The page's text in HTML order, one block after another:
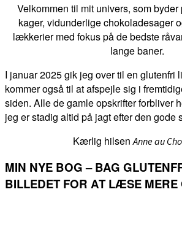
Velkommen til mit univers, som
kager, vidunderlige chokoladesager
lækkerier med fokus på de bedste
lange baner.
I januar 2025 gik jeg over til en glutenfri
kommer også til at afspejle sig i
siden. Alle de gamle opskrifter forbliver
jeg er stadig altid på jagt efter den gode
Kærlig hilsenAnne au
MIN NYE BOG – BAG
BILLEDET FOR AT LÆSE MERE